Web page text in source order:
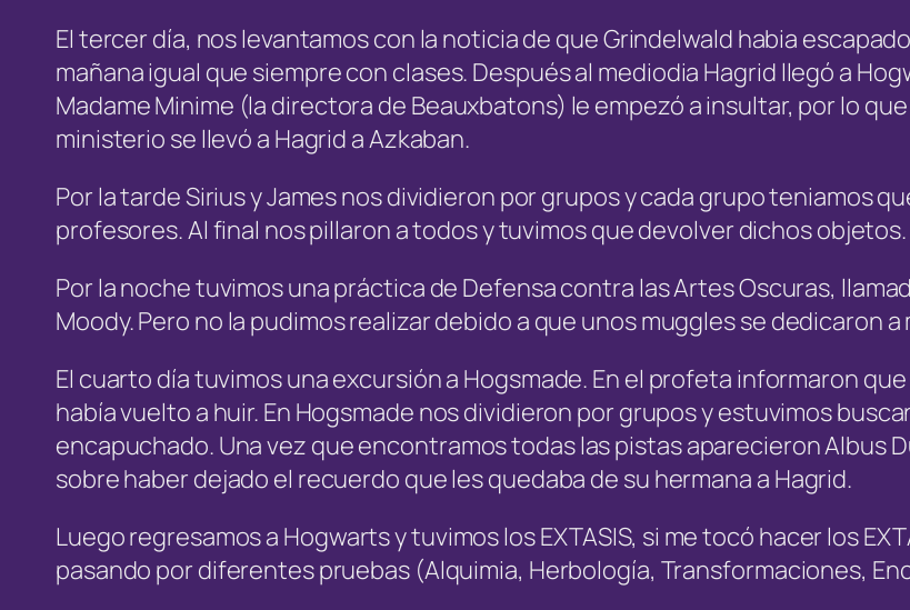
El tercer día, nos levantamos con la noticia de que Grindelwald habia
mañana igual que siempre con clases. Después al mediodia Hagrid llegó a
Madame Minime (la directora de Beauxbatons) le empezó a insultar, por lo
ministerio se llevó a Hagrid a Azkaban.
Por la tarde Sirius y James nos dividieron por grupos y cada grupo teniamos
profesores. Al final nos pillaron a todos y tuvimos que devolver dichos objetos.
Por la noche tuvimos una práctica de Defensa contra las Artes Oscuras,
Moody. Pero no la pudimos realizar debido a que unos muggles se dedicaron a
El cuarto día tuvimos una excursión a Hogsmade. En el profeta informaron
había vuelto a huir. En Hogsmade nos dividieron por grupos y estuvimos
encapuchado. Una vez que encontramos todas las pistas aparecieron Albus
sobre haber dejado el recuerdo que les quedaba de su hermana a Hagrid.
Luego regresamos a Hogwarts y tuvimos los EXTASIS, si me tocó hacer los
pasando por diferentes pruebas (Alquimia, Herbología, Transformaciones,